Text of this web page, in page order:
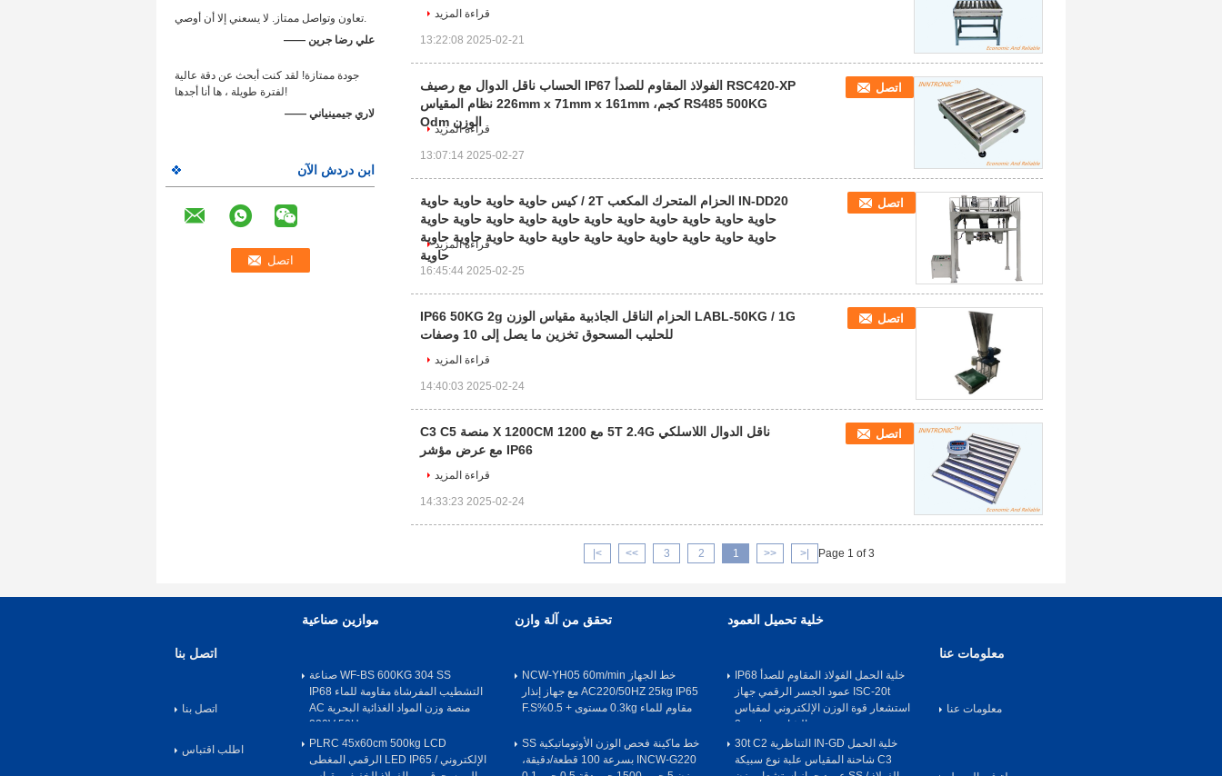
تعاون وتواصل ممتاز. لا يسعني إلا أن أوصي.
—— علي رضا جرين
جودة ممتازة! لقد كنت أبحث عن دقة عالية
لفترة طويلة ، ها أنا أجدها!
—— لاري جيمينياني
ابن دردش الآن
قراءة المزيد
2025-02-21 13:22:08
RSC420-XP الفولاذ المقاوم للصدأ IP67 الحساب ناقل الدوال مع رصيف
RS485 500KG كجم، 226mm x 71mm x 161mm نظام المقياس
الوزن Odm
اتصل
قراءة المزيد
2025-02-27 13:07:14
IN-DD20 الحزام المتحرك المكعب 2T / كيس حاوية حاوية حاوية حاوية
حاوية حاوية حاوية حاوية حاوية حاوية حاوية حاوية حاوية حاوية حاوية
حاوية حاوية حاوية حاوية حاوية حاوية حاوية حاوية حاوية حاوية حاوية
حاوية
اتصل
قراءة المزيد
2025-02-25 16:45:44
LABL-50KG / 1G الحزام الناقل الجاذبية مقياس الوزن IP66 50KG 2g
للحليب المسحوق تخزين ما يصل إلى 10 وصفات
اتصل
قراءة المزيد
2025-02-24 14:40:03
ناقل الدوال اللاسلكي 5T 2.4G مع 1200 X 1200CM منصة C3 C5
IP66 مع عرض مؤشر
اتصل
قراءة المزيد
2025-02-24 14:33:23
Page 1 of 3
|<
<<
1
2
3
>>
>|
معلومات عنا
معلومات عنا
خلية تحميل العمود
خلية الحمل الفولاذ المقاوم للصدأ IP68
ISC-20t عمود الجسر الرقمي جهاز
استشعار قوة الوزن الإلكتروني لمقياس
الشاحنة 2mv / v
خلية الحمل IN-GD التناظرية 30t C2
C3 شاحنة المقياس علبة نوع سبيكة
تحقق من آلة وازن
خط الجهاز NCW-YH05 60m/min
AC220/50HZ 25kg IP65 مع جهاز إنذار
مقاوم للماء 0.3kg مستوى + 0.5%F.S
خط ماكينة فحص الوزن الأوتوماتيكية SS
INCW-G220 بسرعة 100 قطعة/دقيقة،
موازين صناعية
WF-BS 600KG 304 SS صناعة
التشطيب المفرشاة مقاومة للماء IP68
منصة وزن المواد الغذائية البحرية AC
220V 50Hz
PLRC 45x60cm 500kg LCD
الإلكتروني / LED IP65 الرقمي المغطى
اتصل بنا
اتصل بنا
اطلب اقتباس